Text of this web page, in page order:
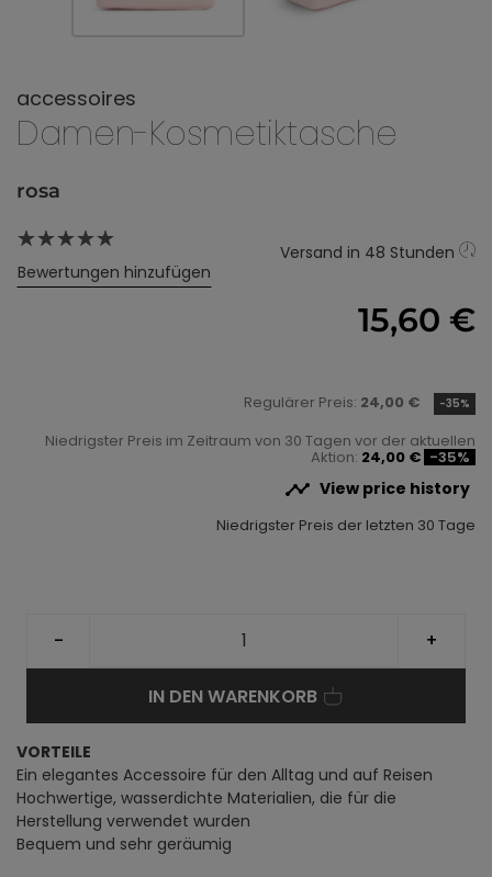
accessoires
Damen-Kosmetiktasche
rosa
Bewertungen hinzufügen
Versand in 48 Stunden
15,60 €
Regulärer Preis: 24,00 € -35%
Niedrigster Preis im Zeitraum von 30 Tagen vor der aktuellen
Aktion: 24,00 € -35%
 View price history
Niedrigster Preis der letzten 30 Tage
- +
IN DEN WARENKORB
VORTEILE
Ein elegantes Accessoire für den Alltag und auf Reisen
Hochwertige, wasserdichte Materialien, die für die
Herstellung verwendet wurden
Bequem und sehr geräumig